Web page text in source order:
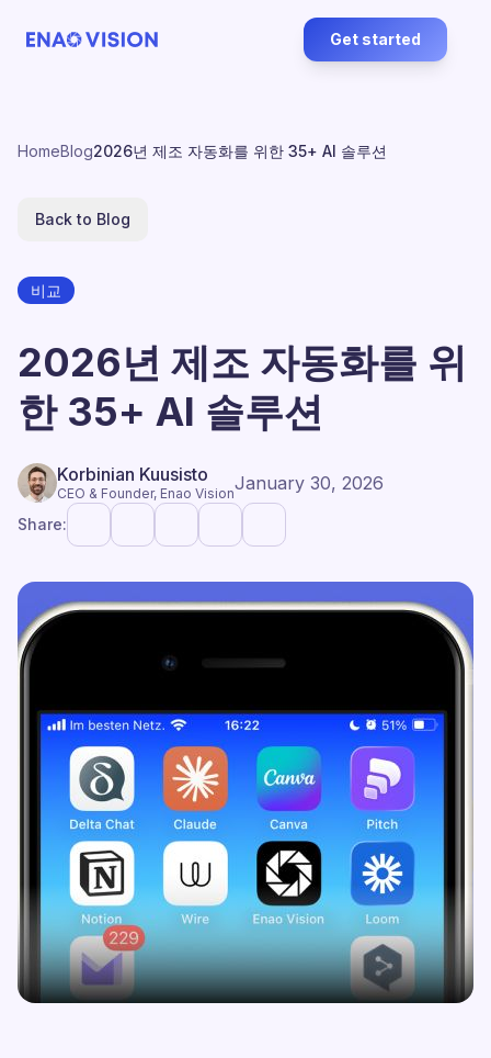
Get started
HomeBlog2026년 제조 자동화를 위한 35+ AI 솔루션
Back to Blog
비교
2026년 제조 자동화를 위
한 35+ AI 솔루션
Korbinian Kuusisto
CEO & Founder, Enao VisionJanuary 30, 2026
Share: